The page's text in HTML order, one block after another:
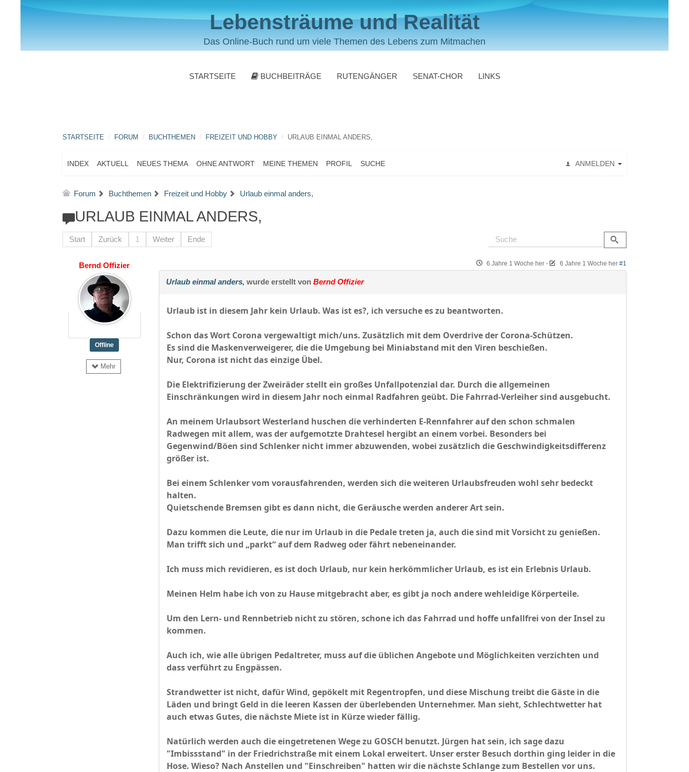
Lebensträume und Realität
Das Online-Buch rund um viele Themen des Lebens zum Mitmachen
STARTSEITE BUCHBEITRÄGE RUTENGÄNGER SENAT-CHOR LINKS
STARTSEITE FORUM BUCHTHEMEN FREIZEIT UND HOBBY URLAUB EINMAL ANDERS,
INDEX AKTUELL NEUES THEMA OHNE ANTWORT MEINE THEMEN PROFIL SUCHE ANMELDEN
Forum Buchthemen Freizeit und Hobby Urlaub einmal anders,
URLAUB EINMAL ANDERS,
Start Zurück 1 Weiter Ende
Bernd Offizier
Offline
Mehr
6 Jahre 1 Woche her- 6 Jahre 1 Woche her #1
Urlaub einmal anders, wurde erstellt vonBernd Offizier
Urlaub ist in diesem Jahr kein Urlaub. Was ist es?, ich versuche es zu beantworten.
Schon das Wort Corona vergewaltigt mich/uns. Zusätzlich mit dem Overdrive der Corona-Schützen.
Es sind die Maskenverweigerer, die die Umgebung bei Miniabstand mit den Viren beschießen.
Nur, Corona ist nicht das einzige Übel.
Die Elektrifizierung der Zweiräder stellt ein großes Unfallpotenzial dar. Durch die allgemeinen
Einschränkungen wird in diesem Jahr noch einmal Radfahren geübt. Die Fahrrad-Verleiher sind ausgebucht.
An meinem Urlaubsort Westerland huschen die verhinderten E-Rennfahrer auf den schon schmalen
Radwegen mit allem, was der aufgemotzte Drahtesel hergibt an einem vorbei. Besonders bei
Gegenwind/Böen sind Schlenker nicht immer abzuwenden, wobei zusätzlich die Geschwindigkeitsdifferenz
größer ist.
Bei einem Schlenker vom vorausfahrenden, werden sich die weiteren Urlaubsfreuden wohl sehr bedeckt
halten.
Quietschende Bremsen gibt es dann nicht, die Geräusche werden anderer Art sein.
Dazu kommen die Leute, die nur im Urlaub in die Pedale treten ja, auch die sind mit Vorsicht zu genießen.
Man trifft sich und „parkt“ auf dem Radweg oder fährt nebeneinander.
Ich muss mich revidieren, es ist doch Urlaub, nur kein herkömmlicher Urlaub, es ist ein Erlebnis Urlaub.
Meinen Helm habe ich von zu Hause mitgebracht aber, es gibt ja noch andere wehleidige Körperteile.
Um den Lern- und Rennbetrieb nicht zu stören, schone ich das Fahrrad und hoffe unfallfrei von der Insel zu
kommen.
Auch ich, wie alle übrigen Pedaltreter, muss auf die üblichen Angebote und Möglichkeiten verzichten und
dass verführt zu Engpässen.
Strandwetter ist nicht, dafür Wind, gepökelt mit Regentropfen, und diese Mischung treibt die Gäste in die
Läden und bringt Geld in die leeren Kassen der überlebenden Unternehmer. Man sieht, Schlechtwetter hat
auch etwas Gutes, die nächste Miete ist in Kürze wieder fällig.
Natürlich werden auch die eingetretenen Wege zu GOSCH benutzt. Jürgen hat sein, ich sage dazu
"Imbissstand" in der Friedrichstraße mit einem Lokal erweitert. Unser erster Besuch dorthin ging leider in die
Hose. Wieso? Nach Anstellen und "Einschreiben" hatten wir die nächste Schlange zum Bestellen vor uns.